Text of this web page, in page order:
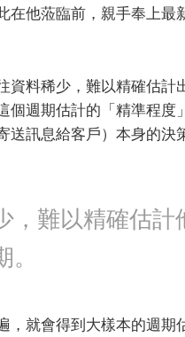
在他蒞臨前，親手奉上最
資料稀少，難以精確估計
個週期估計的「精準程度
訊息給客戶）本身的決
，難以精確估計
，就會得到大樣本的週期